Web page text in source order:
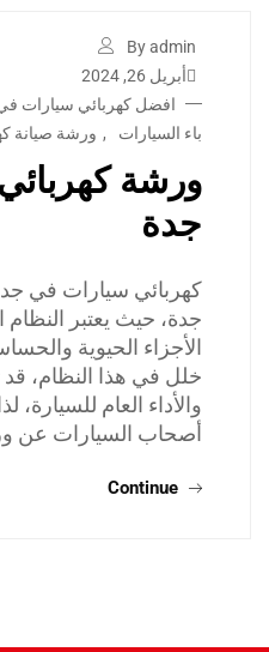
By admin
أبريل 26, 2024
افضل كهربائي سيارات
باء السيارات
, ورشة صيانة
ورشة
جدة
كهربائي سيارات في
جدة، حيث يعتبر النظام
الأجزاء الحيوية
خلل في هذا النظام،
والأداء العام للسيارة،
أصحاب السيارات عن
Continue